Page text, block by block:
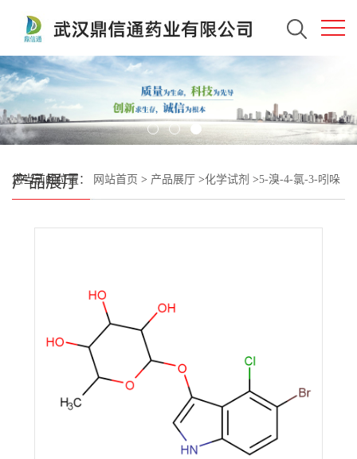
产品展厅
您当前的位置： 网站首页 > 产品展厅 >化学试剂 >5-溴-4-氯-3-吲哚